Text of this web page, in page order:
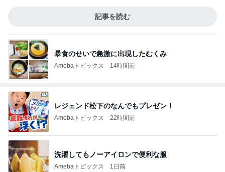
記事を読む
暴食のせいで急激に出現したむくみ
Amebaトピックス 14時間前
レジェンド松下のなんでもプレゼン！
Amebaトピックス 22時間前
洗濯してもノーアイロンで便利な服
Amebaトピックス 1日前